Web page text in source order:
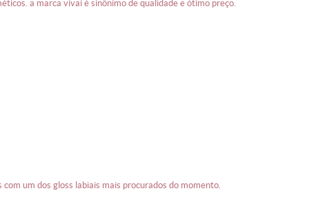
a marca vivai é sinônimo de qualidade e ótimo preço.
um dos gloss labiais mais procurados do momento.